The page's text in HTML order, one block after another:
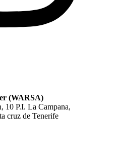
(WARSA)
10 P.I. La Campana,
cruz de Tenerife